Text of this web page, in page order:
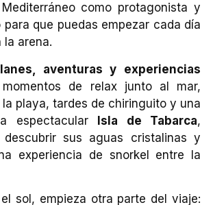
como protagonista y
que puedas empezar cada día
la arena.
aventuras y experiencias
de relax junto al mar,
playa, tardes de chiringuito y una
espectacular Isla de Tabarca,
descubrir sus aguas cristalinas y
experiencia de snorkel entre la
sol, empieza otra parte del viaje: